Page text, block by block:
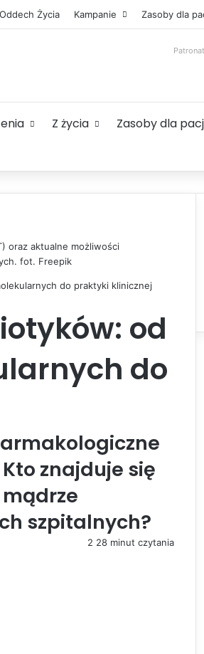
Życia Kampanie Zasoby dla
Z życia Zasoby dla
oraz aktualne możliwości
fot. Freepik
do praktyki klinicznej
od
do
znajduje się
szpitalnych?
2 28 minut czytania